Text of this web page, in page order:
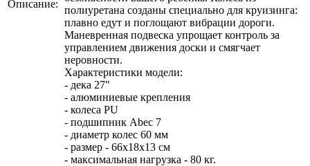
Описание:
полиуретана созданы специально для круизинга:
плавно едут и поглощают вибрации дороги.
Маневренная подвеска упрощает контроль за
управлением движения доски и смягчает
неровности.
Характеристики модели:
- дека 27"
- алюминиевые крепления
- колеса PU
- подшипник Abec 7
- диаметр колес 60 мм
- размер - 66х18х13 см
- максимальная нагрузка - 80 кг.